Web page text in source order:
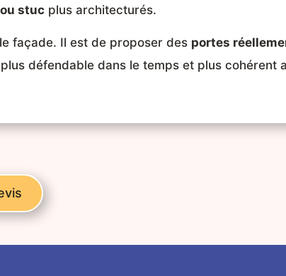
stuc plus architecturés.
façade. Il est de proposer des portes
défendable dans le temps et plus cohérent